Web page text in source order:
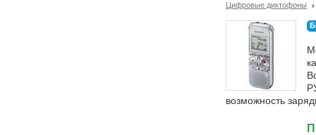
Цифровые диктофоны
возможность